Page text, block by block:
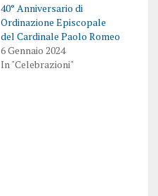
40° Anniversario di
Ordinazione Episcopale
del Cardinale Paolo Romeo
6 Gennaio 2024
In "Celebrazioni"